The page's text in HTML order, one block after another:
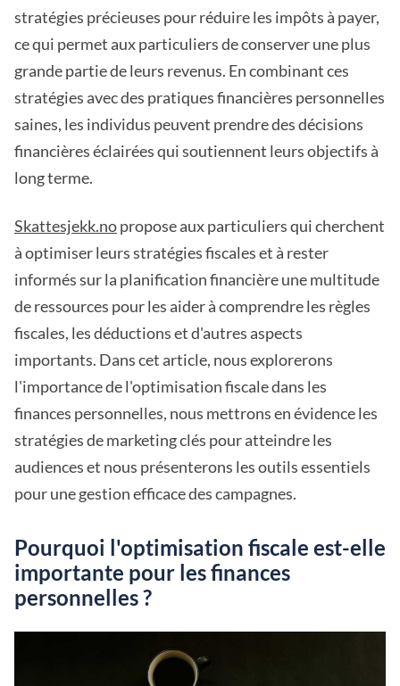
stratégies précieuses pour réduire les impôts à payer,
ce qui permet aux particuliers de conserver une plus
grande partie de leurs revenus. En combinant ces
stratégies avec des pratiques financières personnelles
saines, les individus peuvent prendre des décisions
financières éclairées qui soutiennent leurs objectifs à
long terme.
Skattesjekk.nopropose aux particuliers qui cherchent
à optimiser leurs stratégies fiscales et à rester
informés sur la planification financière une multitude
de ressources pour les aider à comprendre les règles
fiscales, les déductions et d'autres aspects
importants. Dans cet article, nous explorerons
l'importance de l'optimisation fiscale dans les
finances personnelles, nous mettrons en évidence les
stratégies de marketing clés pour atteindre les
audiences et nous présenterons les outils essentiels
pour une gestion efficace des campagnes.
Pourquoi l'optimisation fiscale est-elle
importante pour les finances
personnelles ?